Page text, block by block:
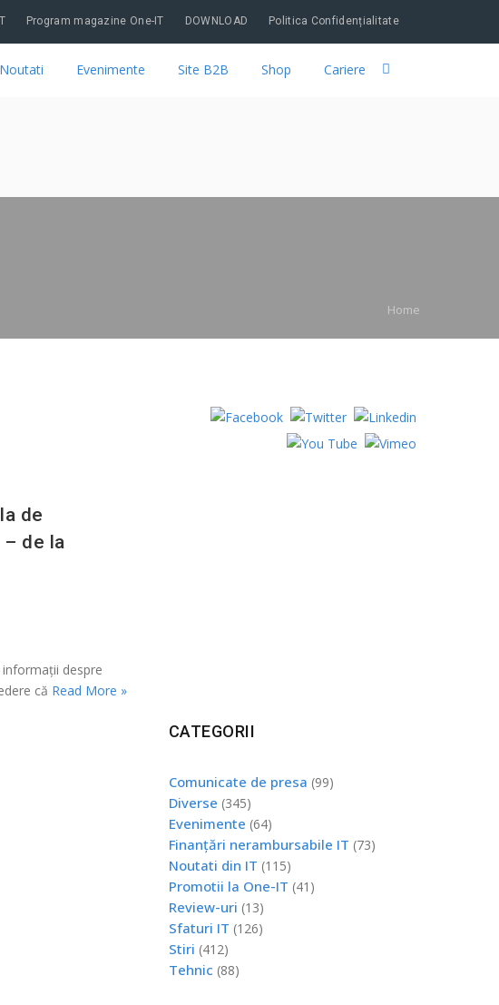
Program magazine One-IT DOWNLOAD Politica Confidențialitate
Noutati Evenimente Site B2B Shop Cariere
Home
de
de la
despre
că Read More »
CATEGORII
Comunicate de presa (99)
Diverse (345)
Evenimente (64)
Finanțări nerambursabile IT (73)
Noutati din IT (115)
Promotii la One-IT (41)
Review-uri (13)
Sfaturi IT (126)
Stiri (412)
Tehnic (88)